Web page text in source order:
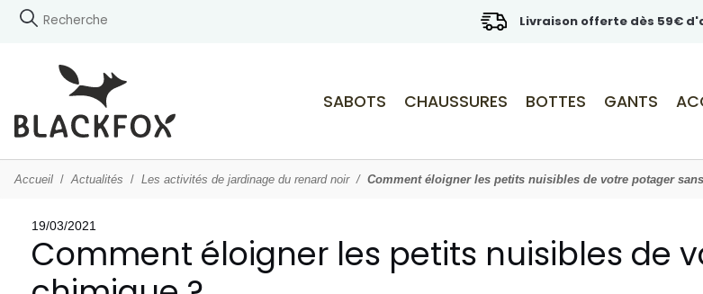
Livraison offerte dès 59€
SABOTS CHAUSSURES BOTTES GANTS
Accueil Actualités Les activités de jardinage du renard noir Comment éloigner les petits nuisibles de votre potager
19/03/2021
Comment éloigner les petits nuisibles de